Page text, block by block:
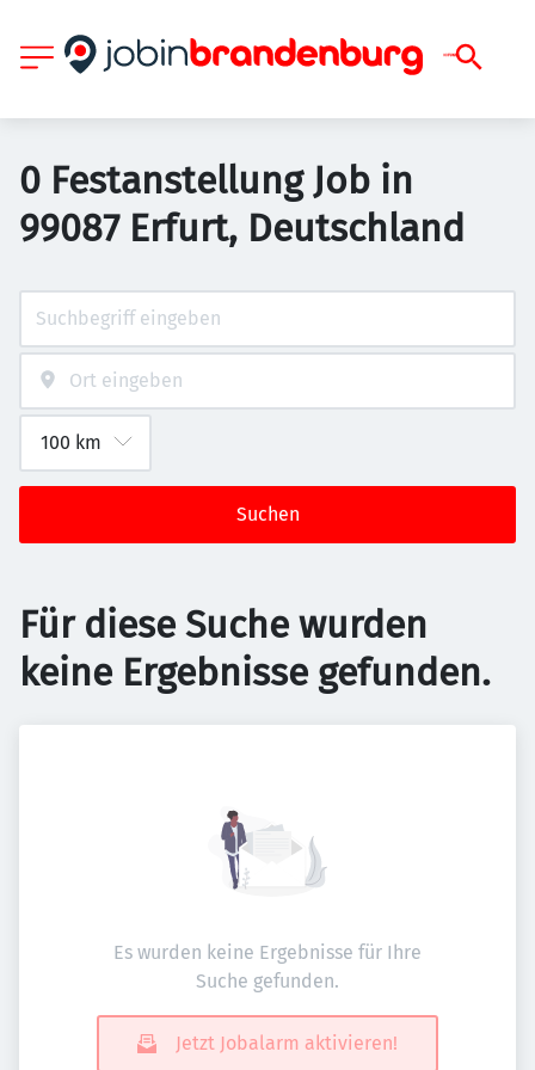
0 Festanstellung Job in
99087 Erfurt, Deutschland
Suchen
Für diese Suche wurden
keine Ergebnisse gefunden.
Es wurden keine Ergebnisse für Ihre
Suche gefunden.
Jetzt Jobalarm aktivieren!